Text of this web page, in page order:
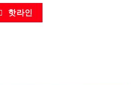
핫라인